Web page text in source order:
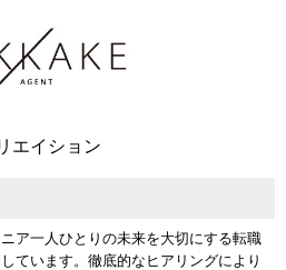
エイション
ア一人ひとりの未来を大切にする転職
ています。徹底的なヒアリングにより